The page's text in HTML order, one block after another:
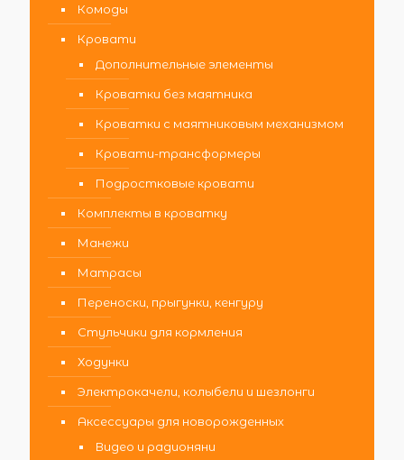
Комоды
Кровати
Дополнительные элементы
Кроватки без маятника
Кроватки с маятниковым механизмом
Кровати-трансформеры
Подростковые кровати
Комплекты в кроватку
Манежи
Матрасы
Переноски, прыгунки, кенгуру
Стульчики для кормления
Ходунки
Электрокачели, колыбели и шезлонги
Аксессуары для новорожденных
Видео и радионяни